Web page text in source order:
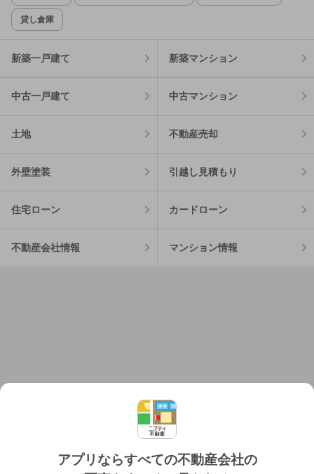
アプリならすべての不動産会社の
貸し倉庫
新築一戸建て 新築マンション
中古一戸建て 中古マンション
土地 不動産売却
外壁塗装 引越し見積もり
住宅ローン カードローン
不動産会社情報 マンション情報